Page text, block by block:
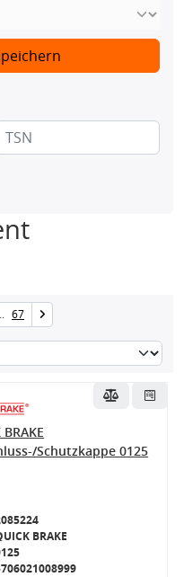
67
Schutzkappe 0125
BRAKE